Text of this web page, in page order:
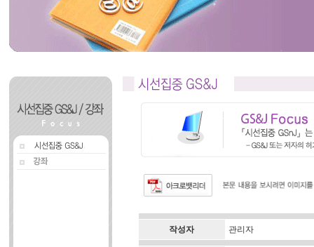
작성자 관리자